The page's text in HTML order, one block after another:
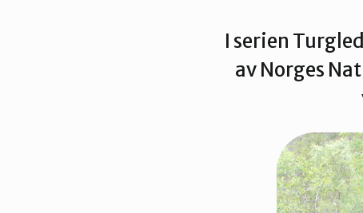
I serien
av Norges